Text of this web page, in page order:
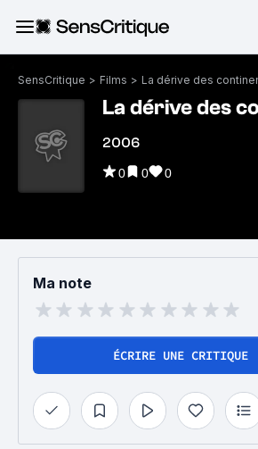
SensCritique > Films > La dérive des
La dérive des
2006
0 0 0
Ma note
ÉCRIRE UNE CRITIQUE